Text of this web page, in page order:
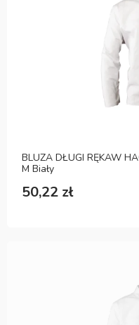
BLUZA DŁUGI RĘKAW
M Biały
50,22 zł